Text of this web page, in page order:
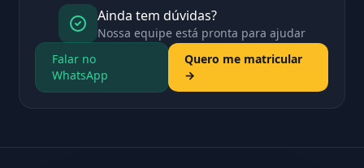
Ainda tem dúvidas?
Nossa equipe está pronta para ajudar
Falar no
WhatsApp
Quero me matricular
→